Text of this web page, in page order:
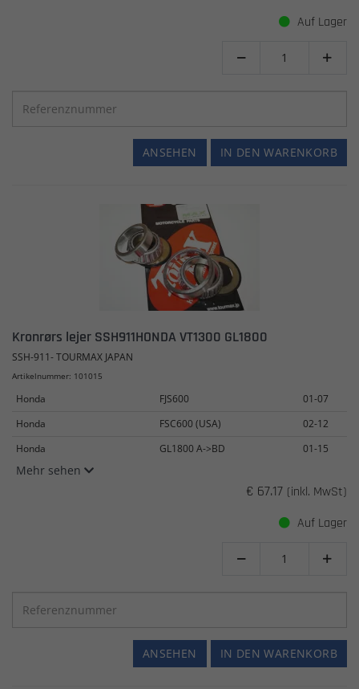
Auf Lager
 
IN DEN WARENKORB
ANSEHEN
Kronrørs lejer SSH911HONDA VT1300 GL1800
SSH-911- TOURMAX JAPAN
Artikelnummer: 101015
Honda FJS600
01-07
Honda
FSC600 (USA)
02-12
Honda
GL1800 A->BD 01-15
Mehr sehen
€ 67.17 (inkl. MwSt)
Auf Lager
 
IN DEN WARENKORB
ANSEHEN